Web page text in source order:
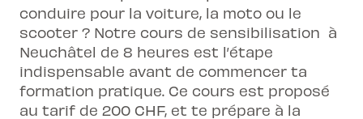
conduire pour la voiture, la moto ou le
scooter ? Notre cours de sensibilisation à
Neuchâtel de 8 heures est l’étape
indispensable avant de commencer ta
formation pratique. Ce cours est proposé
au tarif de 200 CHF, et te prépare à la